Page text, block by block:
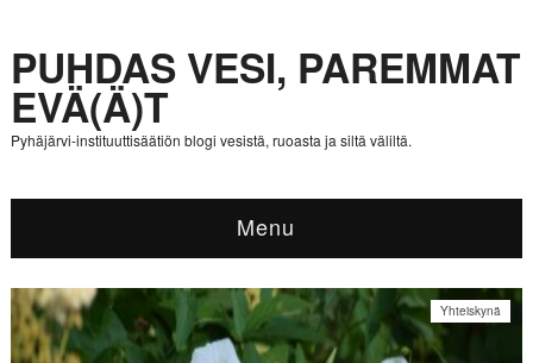
PUHDAS VESI, PAREMMAT
EVÄ(Ä)T
Pyhäjärvi-instituuttisäätiön blogi vesistä, ruoasta ja siltä väliltä.
Menu
Yhteiskynä